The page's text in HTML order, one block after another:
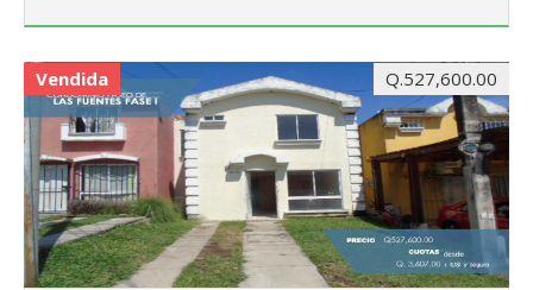
Vendida Q.527,600.00